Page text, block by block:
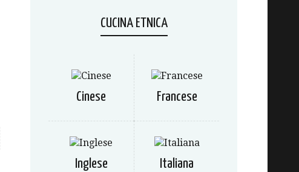
CUCINA ETNICA
Cinese Francese
Inglese Italiana